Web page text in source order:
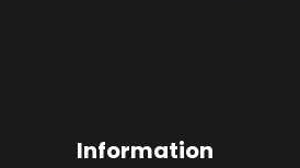
Information